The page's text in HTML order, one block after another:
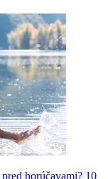
horúčavami? 10